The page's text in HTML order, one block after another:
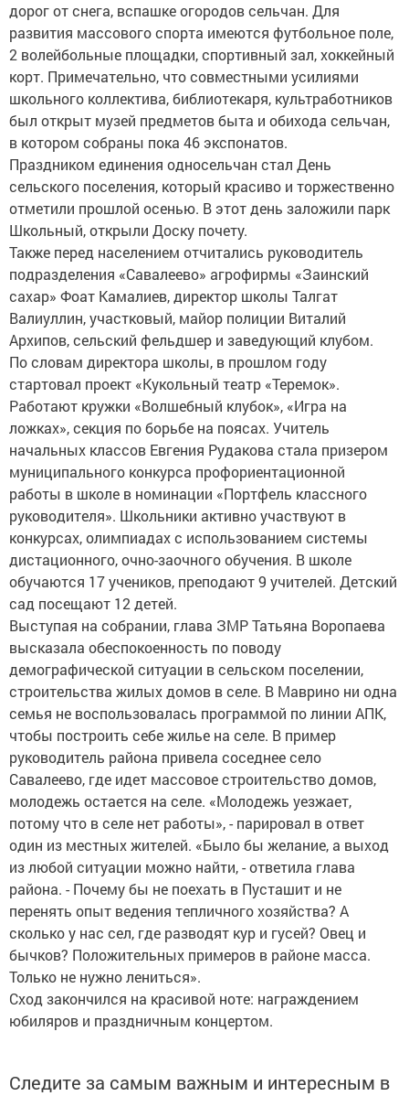
дорог от снега, вспашке огородов сельчан. Для
развития массового спорта имеются футбольное поле,
2 волейбольные площадки, спортивный зал, хоккейный
корт. Примечательно, что совместными усилиями
школьного коллектива, библиотекаря, культработников
был открыт музей предметов быта и обихода сельчан,
в котором собраны пока 46 экспонатов.
Праздником единения односельчан стал День
сельского поселения, который красиво и торжественно
отметили прошлой осенью. В этот день заложили парк
Школьный, открыли Доску почету.
Также перед населением отчитались руководитель
подразделения «Савалеево» агрофирмы «Заинский
сахар» Фоат Камалиев, директор школы Талгат
Валиуллин, участковый, майор полиции Виталий
Архипов, сельский фельдшер и заведующий клубом.
По словам директора школы, в прошлом году
стартовал проект «Кукольный театр «Теремок».
Работают кружки «Волшебный клубок», «Игра на
ложках», секция по борьбе на поясах. Учитель
начальных классов Евгения Рудакова стала призером
муниципального конкурса профориентационной
работы в школе в номинации «Портфель классного
руководителя». Школьники активно участвуют в
конкурсах, олимпиадах с использованием системы
дистационного, очно-заочного обучения. В школе
обучаются 17 учеников, преподают 9 учителей. Детский
сад посещают 12 детей.
Выступая на собрании, глава ЗМР Татьяна Воропаева
высказала обеспокоенность по поводу
демографической ситуации в сельском поселении,
строительства жилых домов в селе. В Маврино ни одна
семья не воспользовалась программой по линии АПК,
чтобы построить себе жилье на селе. В пример
руководитель района привела соседнее село
Савалеево, где идет массовое строительство домов,
молодежь остается на селе. «Молодежь уезжает,
потому что в селе нет работы», - парировал в ответ
один из местных жителей. «Было бы желание, а выход
из любой ситуации можно найти, - ответила глава
района. - Почему бы не поехать в Пусташит и не
перенять опыт ведения тепличного хозяйства? А
сколько у нас сел, где разводят кур и гусей? Овец и
бычков? Положительных примеров в районе масса.
Только не нужно лениться».
Сход закончился на красивой ноте: награждением
юбиляров и праздничным концертом.
Следите за самым важным и интересным в